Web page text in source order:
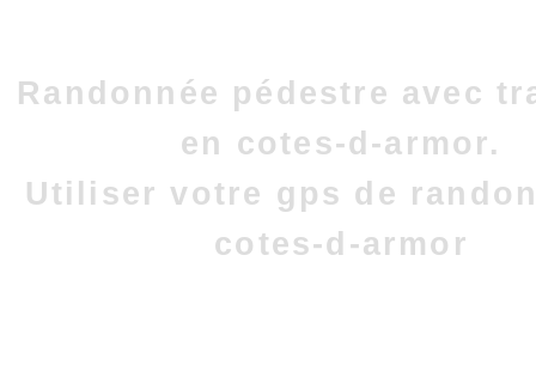
Randonnée pédestre avec
en cotes-d-armor.
Utiliser votre gps de
cotes-d-armor